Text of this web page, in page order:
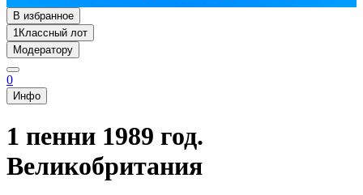
В избранное
1Классный лот
Модератору
0
Инфо
1 пенни 1989 год.
Великобритания